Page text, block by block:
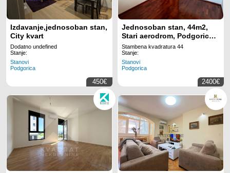
Izdavanje,jednosoban stan,
City kvart
Dodatno undefined
Stanje:
Stanovi
Podgorica
450€
Jednosoban stan, 44m2,
Stari aerodrom, Podgorica,
Prodaja
Stambena kvadratura 44
Stanje:
Stanovi
Podgorica
2400€